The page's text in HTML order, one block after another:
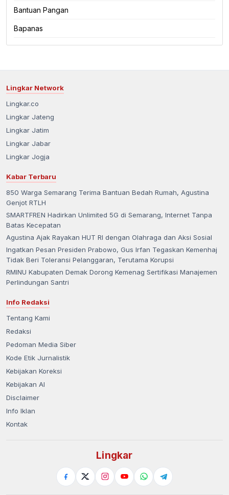
Bantuan Pangan
Bapanas
Lingkar Network
Lingkar.co
Lingkar Jateng
Lingkar Jatim
Lingkar Jabar
Lingkar Jogja
Kabar Terbaru
850 Warga Semarang Terima Bantuan Bedah Rumah, Agustina
Genjot RTLH
SMARTFREN Hadirkan Unlimited 5G di Semarang, Internet Tanpa
Batas Kecepatan
Agustina Ajak Rayakan HUT RI dengan Olahraga dan Aksi Sosial
Ingatkan Pesan Presiden Prabowo, Gus Irfan Tegaskan Kemenhaj
Tidak Beri Toleransi Pelanggaran, Terutama Korupsi
RMINU Kabupaten Demak Dorong Kemenag Sertifikasi Manajemen
Perlindungan Santri
Info Redaksi
Tentang Kami
Redaksi
Pedoman Media Siber
Kode Etik Jurnalistik
Kebijakan Koreksi
Kebijakan AI
Disclaimer
Info Iklan
Kontak
Lingkar